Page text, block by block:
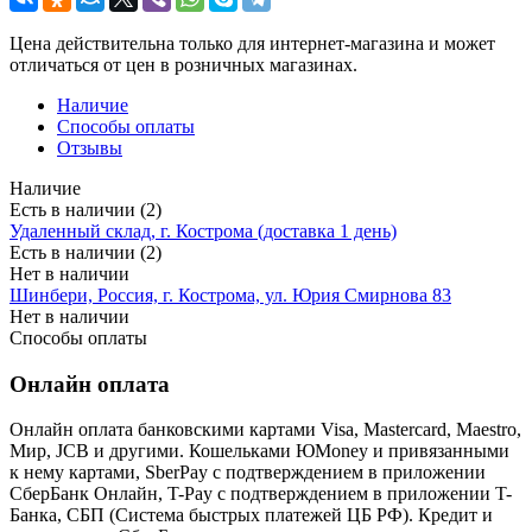
Цена действительна только для интернет-магазина и может
отличаться от цен в розничных магазинах.
Наличие
Способы оплаты
Отзывы
Наличие
Есть в наличии (2)
Удаленный склад, г. Кострома (доставка 1 день)
Есть в наличии (2)
Нет в наличии
Шинбери, Россия, г. Кострома, ул. Юрия Смирнова 83
Нет в наличии
Способы оплаты
Онлайн оплата
Онлайн оплата банковскими картами Visa, Mastercard, Maestro,
Мир, JCB и другими. Кошельками ЮMoney и привязанными
к нему картами, SberPay с подтверждением в приложении
СберБанк Онлайн, T-Pay с подтверждением в приложении T-
Банка, СБП (Система быстрых платежей ЦБ РФ). Кредит и